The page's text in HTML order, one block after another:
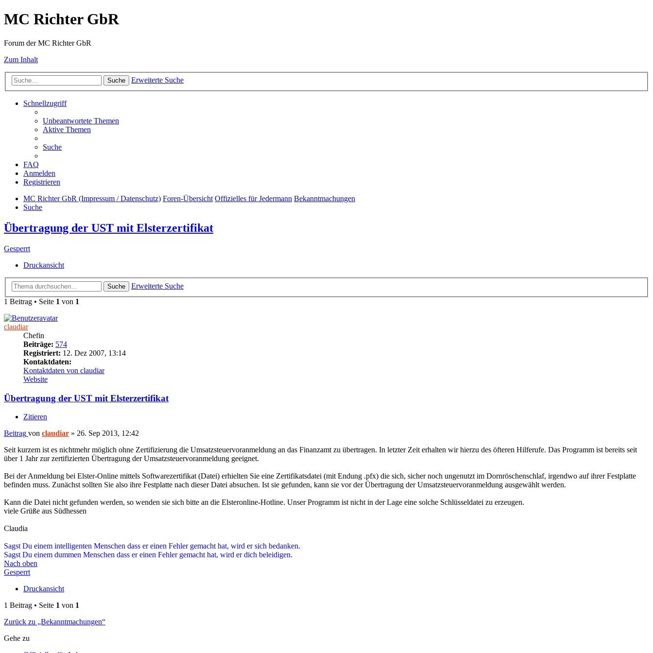
MC Richter GbR
Forum der MC Richter GbR
Zum Inhalt
Suche Erweiterte Suche
Schnellzugriff
Unbeantwortete Themen
Aktive Themen
Suche
FAQ
Anmelden
Registrieren
MC Richter GbR (Impressum / Datenschutz) Foren-Übersicht Offizielles für Jedermann Bekanntmachungen
Suche
Übertragung der UST mit Elsterzertifikat
Gesperrt
Druckansicht
Suche
Erweiterte Suche
1 Beitrag • Seite 1 von 1
claudiar
Chefin
Beiträge: 574
Registriert: 12. Dez 2007, 13:14
Kontaktdaten:
Kontaktdaten von claudiar
Website
Übertragung der UST mit Elsterzertifikat
Zitieren
Beitrag von claudiar » 26. Sep 2013, 12:42
Seit kurzem ist es nichtmehr möglich ohne Zertifizierung die Umsatzsteuervoranmeldung an das Finanzamt zu übertragen. In letzter Zeit erhalten wir hierzu des öfteren Hilferufe. Das Programm ist bereits seit
über 1 Jahr zur zertifizierten Übertragung der Umsatzsteuervoranmeldung geeignet.
Bei der Anmeldung bei Elster-Online mittels Softwarezertifikat (Datei) erhielten Sie eine Zertifikatsdatei (mit Endung .pfx) die sich, sicher noch ungenutzt im Dornröschenschlaf, irgendwo auf ihrer Festplatte
befinden muss. Zunächst sollten Sie also ihre Festplatte nach dieser Datei absuchen. Ist sie gefunden, kann sie vor der Übertragung der Umsatzsteuervoranmeldung ausgewählt werden.
Kann die Datei nicht gefunden werden, so wenden sie sich bitte an die Elsteronline-Hotline. Unser Programm ist nicht in der Lage eine solche Schlüsseldatei zu erzeugen.
viele Grüße aus Südhessen
Claudia
Sagst Du einem intelligenten Menschen dass er einen Fehler gemacht hat, wird er sich bedanken.
Sagst Du einem dummen Menschen dass er einen Fehler gemacht hat, wird er dich beleidigen.
Nach oben
Gesperrt
Druckansicht
1 Beitrag • Seite 1 von 1
Zurück zu „Bekanntmachungen“
Gehe zu